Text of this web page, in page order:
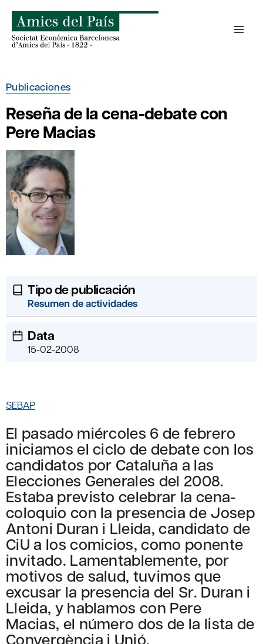
contenido
Publicaciones
Reseña de la cena-debate con
Pere Macias
Tipo de publicación
Resumen de actividades
Data
15-02-2008
SEBAP
El pasado miércoles 6 de febrero
iniciamos el ciclo de debate con los
candidatos por Cataluña a las
Elecciones Generales del 2008.
Estaba previsto celebrar la cena-
coloquio con la presencia de Josep
Antoni Duran i Lleida, candidato de
CiU a los comicios, como ponente
invitado. Lamentablemente, por
motivos de salud, tuvimos que
excusar la presencia del Sr. Duran i
Lleida, y hablamos con Pere
Macias, el número dos de la lista de
Convergència i Unió.